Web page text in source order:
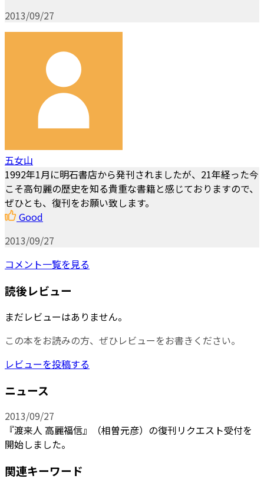
2013/09/27
五女山
1992年1月に明石書店から発刊されましたが、21年経った今
こそ高句麗の歴史を知る貴重な書籍と感じておりますので、
ぜひとも、復刊をお願い致します。
Good
2013/09/27
コメント一覧を見る
読後レビュー
まだレビューはありません。
この本をお読みの方、ぜひレビューをお書きください。
レビューを投稿する
ニュース
2013/09/27
『渡来人 高麗福信』（相曽元彦）の復刊リクエスト受付を
開始しました。
関連キーワード